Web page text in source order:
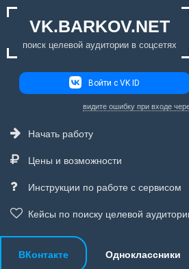
VK.BARKOV.NET
поиск целевой аудитории в соцсетях
Войти с VK ID
видите ошибку при входе
Начать работу
Цены и возможности
Инструкции по работе с сервисом
Кейсы по поиску целевой
ВКонтакте Одноклассники